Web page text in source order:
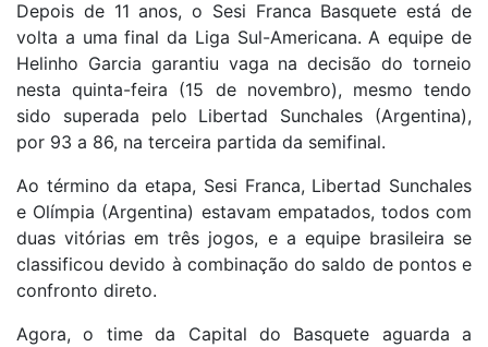
Depois de 11 anos, o Sesi Franca Basquete está de
volta a uma final da Liga Sul-Americana. A equipe de
Helinho Garcia garantiu vaga na decisão do torneio
nesta quinta-feira (15 de novembro), mesmo tendo
sido superada pelo Libertad Sunchales (Argentina),
por 93 a 86, na terceira partida da semifinal.
Ao término da etapa, Sesi Franca, Libertad Sunchales
e Olímpia (Argentina) estavam empatados, todos com
duas vitórias em três jogos, e a equipe brasileira se
classificou devido à combinação do saldo de pontos e
confronto direto.
Agora, o time da Capital do Basquete aguarda a